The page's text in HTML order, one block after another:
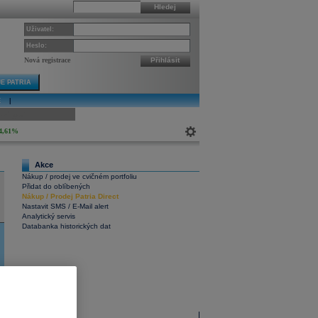
Hledej
Uživatel:
Heslo:
Nová registrace Přihlásit
PATRIA
Akce
Nákup / prodej ve cvičném portfoliu
Přidat do oblíbených
Nákup/ Prodej Patria Direct
Nastavit SMS / E-Mail alert
Analytický servis
Databanka historických dat